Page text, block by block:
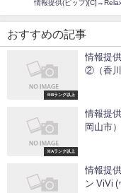
情報提供(ピップ
おすすめの記事
※Bランク以上
情報提
②（香川
※Aランク以上
情報提
岡山市）
情報提
ン ViVi (